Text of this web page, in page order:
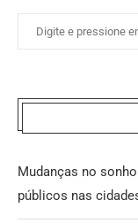
Mudanças no
públicos nas